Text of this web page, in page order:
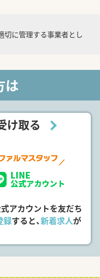
切に管理する事業者とし
は
け取る
アカウントを友だち
録すると、新着求人が